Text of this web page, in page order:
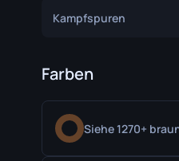
Kampfspuren
Farben
Siehe 1270+